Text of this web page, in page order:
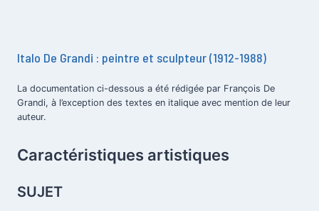
Italo De Grandi : peintre et sculpteur (1912-1988)
La documentation ci-dessous a été rédigée par François De
Grandi, à l’exception des textes en italique avec mention de leur
auteur.
Caractéristiques artistiques
.
SUJET